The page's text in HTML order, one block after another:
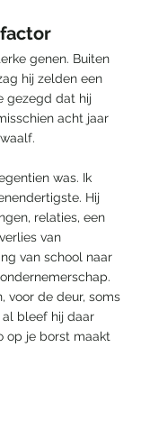
genen. Buiten
hij zelden een
gezegd dat hij
acht jaar
was. Ik
Hij
relaties, een
van
van school naar
voor de deur, soms
bleef hij daar
op je borst maakt